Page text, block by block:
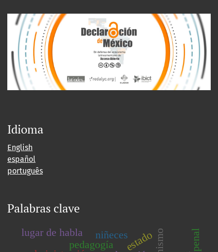
Idioma
English
español
português
Palabras clave
pedagogía estado
niñeces
lugar de habla